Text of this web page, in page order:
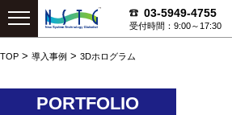
03-5949-4755
受付時間：9:00～17:30
TOP > 導入事例 > 3Dホログラム
PORTFOLIO